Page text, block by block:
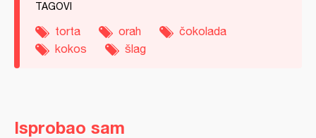
TAGOVI
torta orah
čokolada
kokos
šlag
Isprobao sam